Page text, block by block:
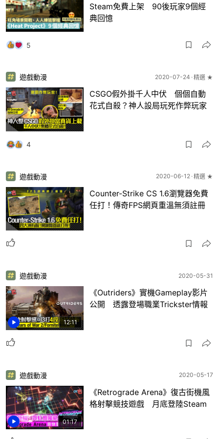
Steam免費上架 90後玩家9個經
典回憶
5
遊戲動漫 2020-07-24 精選 ★
CSGO假外掛千人中伏 個個自動
花式自殺？神人設局玩死作弊玩家
4
遊戲動漫 2020-06-12 精選 ★
Counter-Strike CS 1.6瀏覽器免費
任打！傳奇FPS網頁重溫無須註冊
12:11
遊戲動漫 2020-05-31
《Outriders》實機Gameplay影片
公開 透露登場職業Trickster情報
01:17
遊戲動漫 2020-05-17
《Retrograde Arena》復古街機風
格射擊競技遊戲 月底登陸Steam